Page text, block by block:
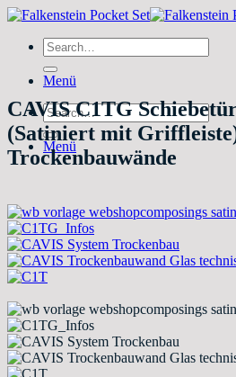
Zum
springenSearch
for:
Menü
Search
for:
Menü
CAVIS C1TG
(Satiniert mit
Trockenbauwände